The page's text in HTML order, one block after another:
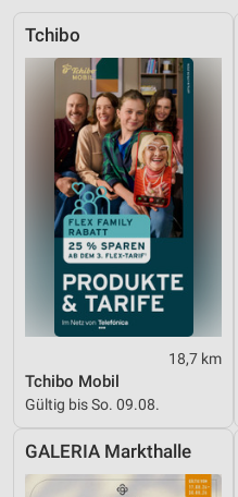
Tchibo
18,7 km
Tchibo Mobil
Gültig bis So. 09.08.
GALERIA Markthalle
Messung der Performance
Analyse von Zielgruppen
Kombinationen von Daten
Quellen
Entwicklung und
Verwendung reduzierter
Inhalten
IAB-Besonderheiten:
Verwendung genauer
Geräte anhand von aktiv
Informationen identifizieren
Nicht-IAB-Verarbeitungszwecke:
Notwendig
Performance